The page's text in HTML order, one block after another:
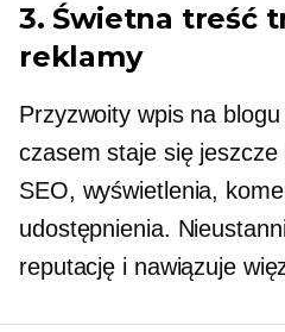
3. Świetna treść
reklamy
Przyzwoity wpis na
czasem staje się
SEO, wyświetlenia,
udostępnienia.
reputację i nawiązuje